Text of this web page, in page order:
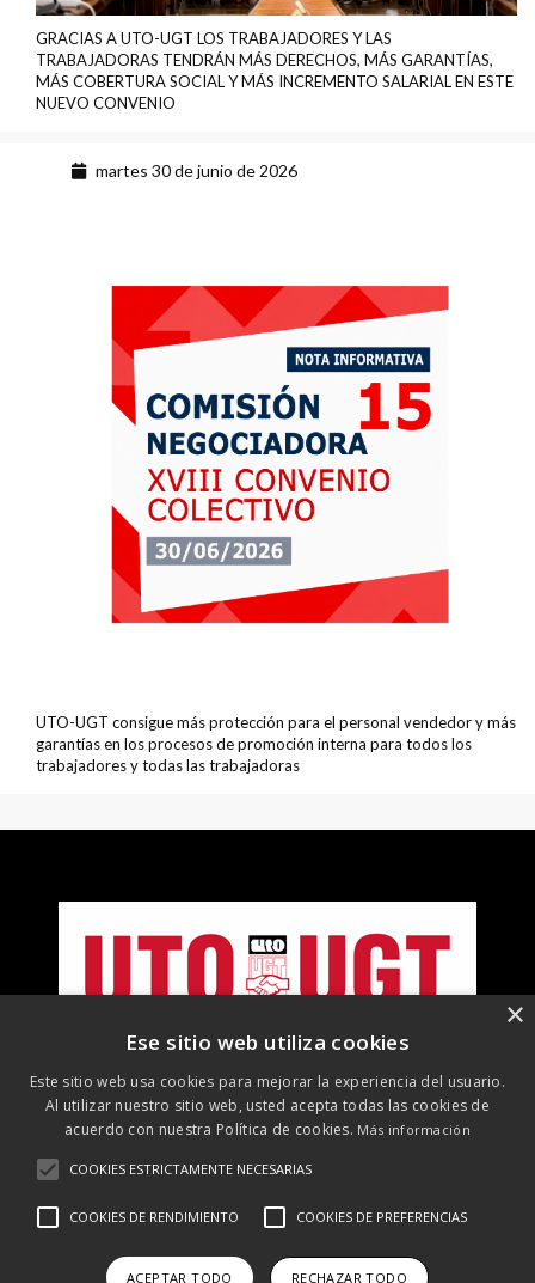
GRACIAS A UTO-UGT LOS TRABAJADORES Y LAS
TRABAJADORAS TENDRÁN MÁS DERECHOS, MÁS GARANTÍAS,
MÁS COBERTURA SOCIAL Y MÁS INCREMENTO SALARIAL EN ESTE
NUEVO CONVENIO
martes 30 de junio de 2026
UTO-UGT consigue más protección para el personal vendedor y más
garantías en los procesos de promoción interna para todos los
trabajadores y todas las trabajadoras
de RRSS
×
Ese sitio web utiliza cookies
Este sitio web usa cookies para mejorar la experiencia del usuario.
Al utilizar nuestro sitio web, usted acepta todas las cookies de
acuerdo con nuestra Política de cookies. Más información
COOKIES ESTRICTAMENTE NECESARIAS
COOKIES DE RENDIMIENTO COOKIES DE PREFERENCIAS
ACEPTAR TODO RECHAZAR TODO